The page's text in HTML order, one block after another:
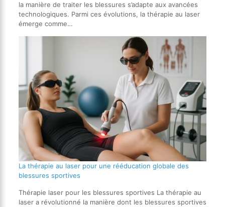
la manière de traiter les blessures s’adapte aux avancées
technologiques. Parmi ces évolutions, la thérapie au laser
émerge comme…
La thérapie au laser pour une rééducation globale des
blessures sportives
Thérapie laser pour les blessures sportives La thérapie au
laser a révolutionné la manière dont les blessures sportives